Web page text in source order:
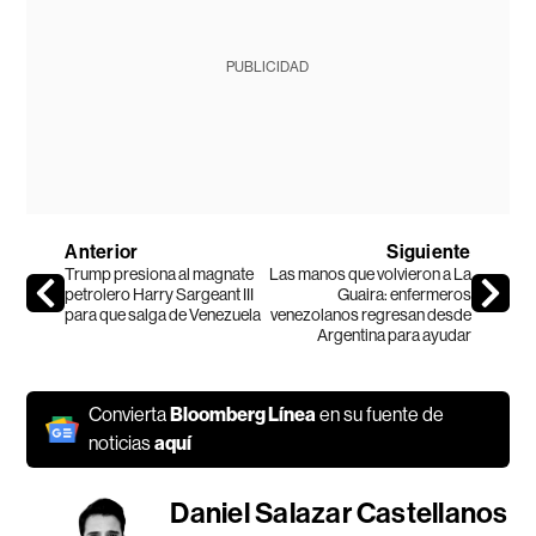
PUBLICIDAD
Anterior
Trump presiona al magnate
petrolero Harry Sargeant III
para que salga de Venezuela
Siguiente
Las manos que volvieron a La
Guaira: enfermeros
venezolanos regresan desde
Argentina para ayudar
ConviertaBloomberg Líneaen su fuente de
noticiasaquí
Daniel Salazar Castellanos